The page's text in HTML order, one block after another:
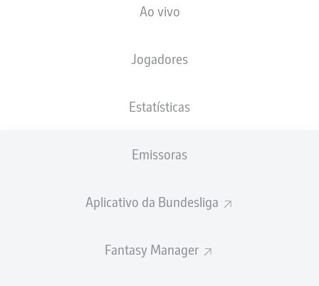
Ao vivo
Jogadores
Estatísticas
Emissoras
Aplicativo da Bundesliga
Fantasy Manager